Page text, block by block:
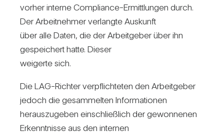
vorher interne Com­pli­ance-Ermitt­lungen durch.
Der Arbeit­nehmer ver­langte Aus­kunft
über alle Daten, die der Arbeit­geber über ihn
gespei­chert hatte. Dieser
wei­gerte sich.
Die LAG-Richter ver­pflich­teten den Arbeit­geber
jedoch die gesam­melten Infor­ma­tionen
her­aus­zu­geben ein­schließ­lich der gewon­nenen
Erkennt­nisse aus den internen